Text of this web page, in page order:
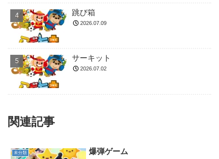
跳び箱
2026.07.09
サーキット
2026.07.02
関連記事
未分類 爆弾ゲーム